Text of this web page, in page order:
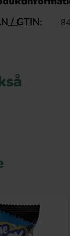
/ GTIN: